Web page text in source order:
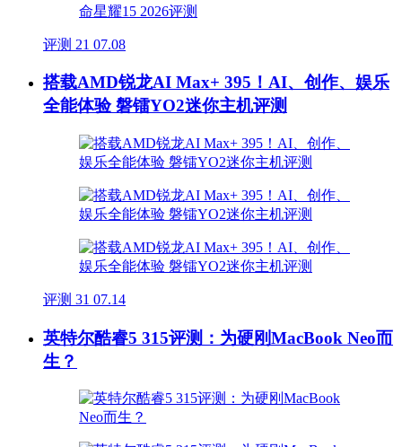
评测 21 07.08
搭载AMD锐龙AI Max+ 395！AI、创作、娱乐
全能体验 磐镭YO2迷你主机评测
评测 31 07.14
英特尔酷睿5 315评测：为硬刚MacBook Neo而
生？